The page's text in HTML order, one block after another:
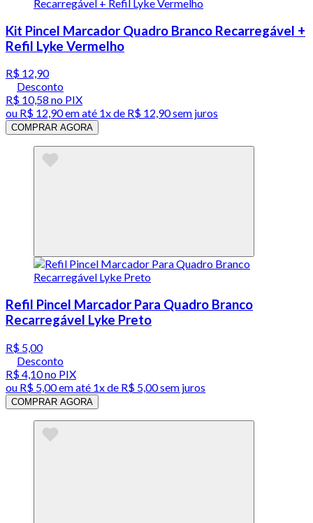
Kit Pincel Marcador Quadro Branco Recarregável +
Refil Lyke Vermelho
R$ 12,90
Desconto
R$ 10,58 no PIX
ou R$ 12,90em até 1x de R$ 12,90sem juros
COMPRAR AGORA
Refil Pincel Marcador Para Quadro Branco
Recarregável Lyke Preto
R$ 5,00
Desconto
R$ 4,10no PIX
ou R$ 5,00em até 1x de R$ 5,00sem juros
COMPRAR AGORA